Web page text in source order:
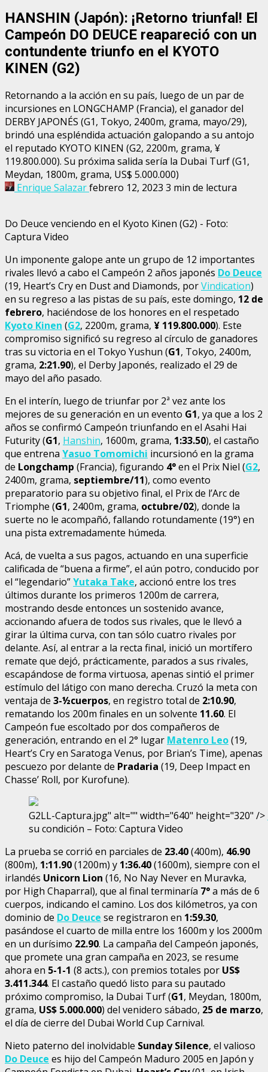
HANSHIN (Japón): ¡Retorno triunfal! El
Campeón DO DEUCE reapareció con un
contundente triunfo en el KYOTO
KINEN (G2)
Retornando a la acción en su país, luego de un par de
incursiones en LONGCHAMP (Francia), el ganador del
DERBY JAPONÉS (G1, Tokyo, 2400m, grama, mayo/29),
brindó una espléndida actuación galopando a su antojo
el reputado KYOTO KINEN (G2, 2200m, grama, ¥
119.800.000). Su próxima salida sería la Dubai Turf (G1,
Meydan, 1800m, grama, US$ 5.000.000)
Enrique Salazarfebrero 12, 2023 3 min de lectura
Do Deuce venciendo en el Kyoto Kinen (G2) - Foto:
Captura Video
Un imponente galope ante un grupo de 12 importantes
rivales llevó a cabo el Campeón 2 años japonés Do Deuce
(19, Heart’s Cry en Dust and Diamonds, porVindication)
en su regreso a las pistas de su país, este domingo, 12 de
febrero, haciéndose de los honores en el respetado
Kyoto Kinen (G2, 2200m, grama, ¥ 119.800.000). Este
compromiso significó su regreso al círculo de ganadores
tras su victoria en el Tokyo Yushun (G1, Tokyo, 2400m,
grama, 2:21.90), el Derby Japonés, realizado el 29 de
mayo del año pasado.
En el interín, luego de triunfar por 2ª vez ante los
mejores de su generación en un evento G1, ya que a los 2
años se confirmó Campeón triunfando en el Asahi Hai
Futurity (G1, Hanshin, 1600m, grama, 1:33.50), el castaño
que entrena Yasuo Tomomichi incursionó en la grama
de Longchamp (Francia), figurando 4°en el Prix Niel (G2,
2400m, grama, septiembre/11), como evento
preparatorio para su objetivo final, el Prix de l’Arc de
Triomphe (G1, 2400m, grama, octubre/02), donde la
suerte no le acompañó, fallando rotundamente (19°) en
una pista extremadamente húmeda.
Acá, de vuelta a sus pagos, actuando en una superficie
calificada de “buena a firme”, el aún potro, conducido por
el “legendario”Yutaka Take, accionó entre los tres
últimos durante los primeros 1200m de carrera,
mostrando desde entonces un sostenido avance,
accionando afuera de todos sus rivales, que le llevó a
girar la última curva, con tan sólo cuatro rivales por
delante. Así, al entrar a la recta final, inició un mortífero
remate que dejó, prácticamente, parados a sus rivales,
escapándose de forma virtuosa, apenas sintió el primer
estímulo del látigo con mano derecha. Cruzó la meta con
ventaja de 3-½cuerpos, en registro total de 2:10.90,
rematando los 200m finales en un solvente 11.60. El
Campeón fue escoltado por dos compañeros de
generación, entrando en el 2° lugar Matenro Leo(19,
Heart’s Cry en Saratoga Venus, por Brian’s Time), apenas
pescuezo por delante de Pradaria (19, Deep Impact en
Chasse’ Roll, por Kurofune).
G2LL-Captura.jpg" alt="" width="640" height="320" />
su condición – Foto: Captura Video
La prueba se corrió en parciales de 23.40(400m), 46.90
(800m), 1:11.90(1200m) y 1:36.40(1600m), siempre con el
irlandés Unicorn Lion (16, No Nay Never en Muravka,
por High Chaparral), que al final terminaría 7°a más de 6
cuerpos, indicando el camino. Los dos kilómetros, ya con
dominio de Do Deuce se registraron en 1:59.30,
pasándose el cuarto de milla entre los 1600m y los 2000m
en un durísimo 22.90. La campaña del Campeón japonés,
que promete una gran campaña en 2023, se resume
ahora en 5-1-1 (8 acts.), con premios totales por US$
3.411.344. El castaño quedó listo para su pautado
próximo compromiso, la Dubai Turf (G1, Meydan, 1800m,
grama, US$ 5.000.000) del venidero sábado, 25 de marzo,
el día de cierre del Dubai World Cup Carnival.
Nieto paterno del inolvidable Sunday Silence, el valioso
Do Deuce es hijo del Campeón Maduro 2005 en Japón y